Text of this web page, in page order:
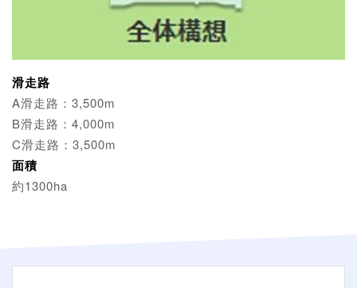
滑走路
A滑走路：3,500m
B滑走路：4,000m
C滑走路：3,500m
面積
約1300ha